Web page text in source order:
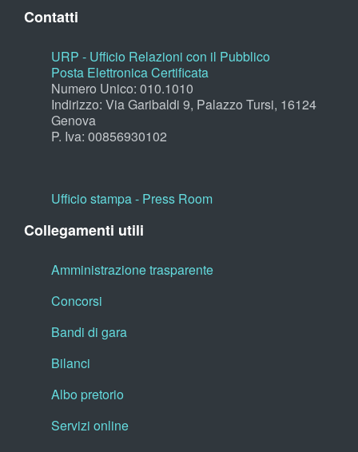
Contatti
URP - Ufficio Relazioni con il Pubblico
Posta Elettronica Certificata
Numero Unico: 010.1010
Indirizzo: Via Garibaldi 9, Palazzo Tursi, 16124
Genova
P. Iva: 00856930102
Ufficio stampa - Press Room
Collegamenti utili
Amministrazione trasparente
Concorsi
Bandi di gara
Bilanci
Albo pretorio
Servizi online